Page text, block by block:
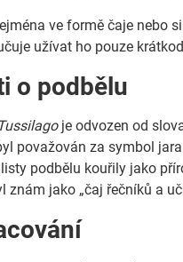
ve formě čaje nebo
užívat ho pouze
o podbělu
Tussilagoje odvozen od
považován za symbol
podbělu kouřily jako
znám jako „čaj řečníků a